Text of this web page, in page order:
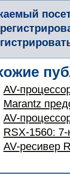
AV-
Marantz
AV-
RSX-1560:
AV-ресивер